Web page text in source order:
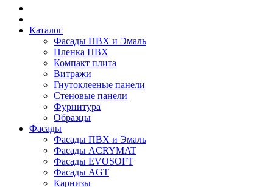
Каталог
Фасады ПВХ и Эмаль
Пленка ПВХ
Компакт плита
Витражи
Гнутоклееные панели
Стеновые панели
Фурнитура
Образцы
Фасады
Фасады ПВХ и Эмаль
Фасады ACRYMAT
Фасады EVOSOFT
Фасады AGT
Карнизы